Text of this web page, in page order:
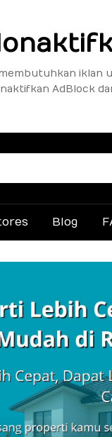
iklan
AdBlock
Blog